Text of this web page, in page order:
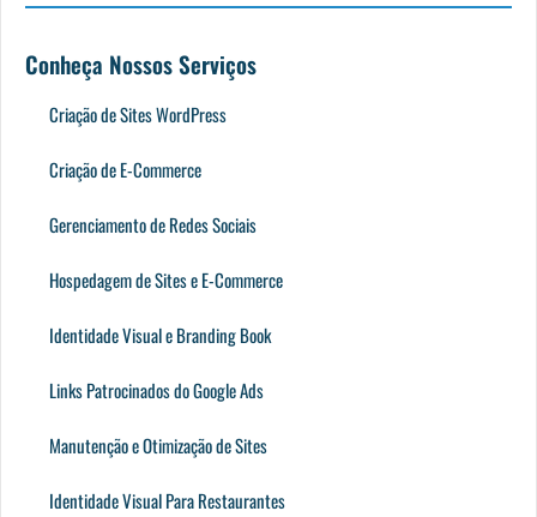
Conheça Nossos Serviços
Criação de Sites WordPress
Criação de E-Commerce
Gerenciamento de Redes Sociais
Hospedagem de Sites e E-Commerce
Identidade Visual e Branding Book
Links Patrocinados do Google Ads
Manutenção e Otimização de Sites
Identidade Visual Para Restaurantes